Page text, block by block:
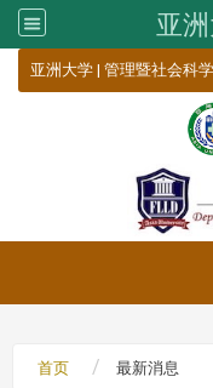
亚
亚洲大学 | 管理暨社会科
首页 最新消息